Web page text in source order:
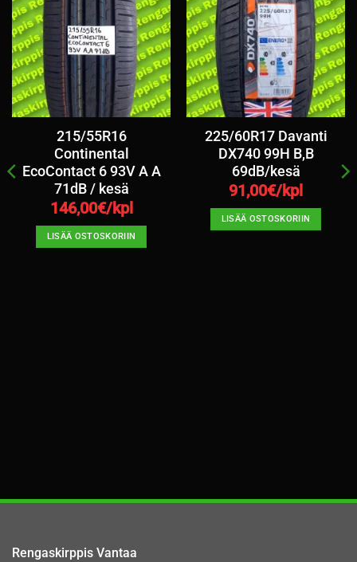
215/55R16
Continental
EcoContact 6 93V A A
71dB / kesä
146,00€/kpl
LISÄÄ OSTOSKORIIN
225/60R17 Davanti
DX740 99H B,B
69dB/kesä
91,00€/kpl
LISÄÄ OSTOSKORIIN
Rengaskirppis Vantaa